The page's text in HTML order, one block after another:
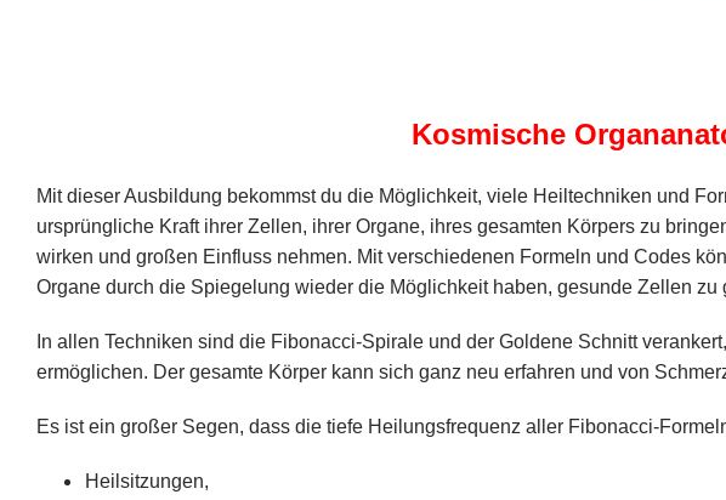
Kosmische
Mit dieser Ausbildung bekommst du die Möglichkeit, viele Heiltechniken und
ursprüngliche Kraft ihrer Zellen, ihrer Organe, ihres gesamten Körpers zu
wirken und großen Einfluss nehmen. Mit verschiedenen Formeln und Codes
Organe durch die Spiegelung wieder die Möglichkeit haben, gesunde Zellen
In allen Techniken sind die Fibonacci-Spirale und der Goldene Schnitt
ermöglichen. Der gesamte Körper kann sich ganz neu erfahren und von
Es ist ein großer Segen, dass die tiefe Heilungsfrequenz aller Fibonacci-
Heilsitzungen,